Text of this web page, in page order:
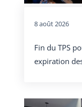
8 août 2026
Fin du TPS
expiration